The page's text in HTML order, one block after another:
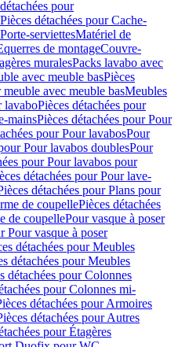
pour
Pièces détachées pour Cache-
Porte-serviettesMatériel de
de montageCouvre-
muralesPacks lavabo avec
avec meuble basPièces
avec meuble basMeubles
lavaboPièces détachées pour
mainsPièces détachées pour Pour
pour Pour lavabosPour
Pour lavabos doublesPour
pour Pour lavabos pour
détachées pour Pour lave-
détachées pour Plans pour
de coupellePièces détachées
de coupellePour vasque à poser
Pour vasque à poser
détachées pour Meubles
détachées pour Meubles
détachées pour Colonnes
pour Colonnes mi-
détachées pour Armoires
détachées pour Autres
pour Étagères